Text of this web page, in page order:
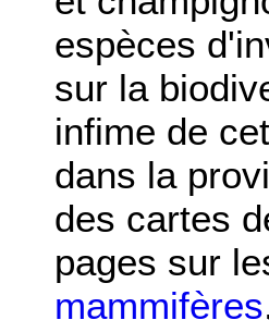
espèces
sur la
infime de
dans la
des cartes
pages sur
mammifères